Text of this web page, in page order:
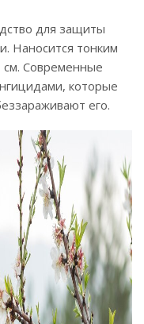
для защиты
Наносится тонким
Современные
которые
его.